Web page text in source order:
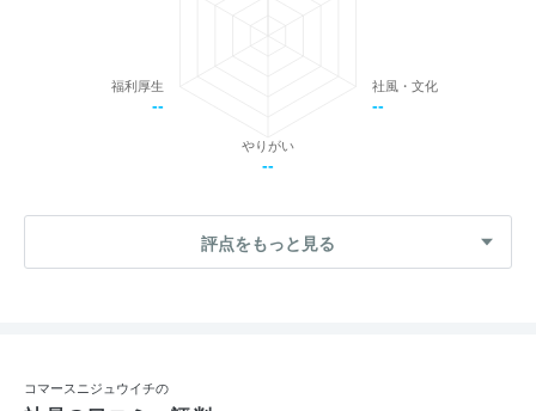
社風・文化
--
やりがい
--
福利厚生
--
評点をもっと見る
コマースニジュウイチの